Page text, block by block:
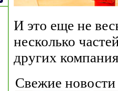
И это еще не
несколько
других
Свежие